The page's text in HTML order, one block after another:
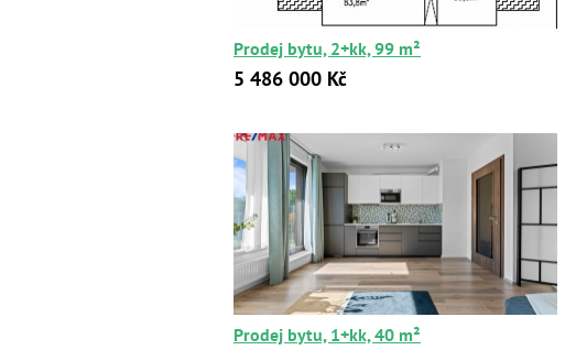
Prodej bytu, 2+kk, 99 m²
5 486 000 Kč
Prodej bytu, 1+kk, 40 m²